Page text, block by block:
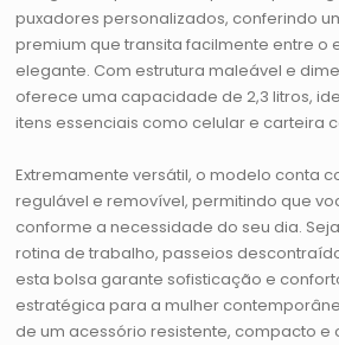
puxadores personalizados, conferindo
premium que transita facilmente entre o
elegante. Com estrutura maleável e
oferece uma capacidade de 2,3 litros,
itens essenciais como celular e carteira
Extremamente versátil, o modelo conta
regulável e removível, permitindo que
conforme a necessidade do seu dia.
rotina de trabalho, passeios
esta bolsa garante sofisticação e
estratégica para a mulher
de um acessório resistente, compacto e